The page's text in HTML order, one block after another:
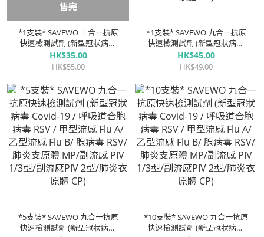
售完
*1支裝* SAVEWO 十合一抗原
快速檢測試劑 (新型冠狀病毒
(Covid-19) / 人類偏肺病毒 / 肺
炎支原體 / 合胞病毒 / 腺病毒 /
型流感 / ⼄型流感 / 禽流感)
HK$35.00
HK$55.00
*1支裝* SAVEWO 九合一抗原
快速檢測試劑 (新型冠狀病毒
Covid-19 / 呼吸道合胞病毒
RSV / 甲型流感 Flu A/ ⼄型流
原體 MP/副流感 PIV 1/3型/副
流感PIV 2型/肺炎衣原體 CP)
HK$45.00
HK$49.00
*5支裝* SAVEWO 九合一抗原
快速檢測試劑 (新型冠狀病毒
*10支裝* SAVEWO 九合一抗原
快速檢測試劑 (新型冠狀病毒